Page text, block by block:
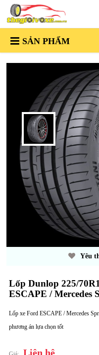
SẢN PHẨM
Yêu
Lốp Dunlop 225/
ESCAPE / Mercedes
Lốp xe Ford ESCAPE / Mercedes
phương án lựa chọn tốt
Liên hệ